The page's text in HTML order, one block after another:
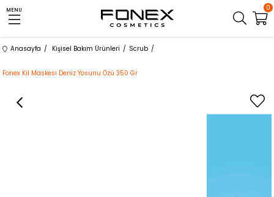
MENU 0
Anasayfa Kişisel Bakım Ürünleri Scrub
Fonex Kil Maskesi Deniz Yosunu Özü 350 Gr